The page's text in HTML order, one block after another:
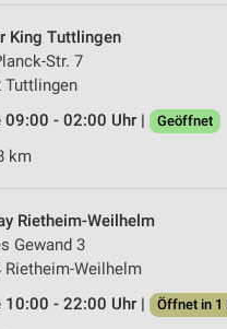
King Tuttlingen
Str. 7
Tuttlingen
09:00 - 02:00 Uhr |
Geöffnet
km
Rietheim-Weilhelm
Gewand 3
Rietheim-Weilhelm
10:00 - 22:00 Uhr |
Öffnet in 1